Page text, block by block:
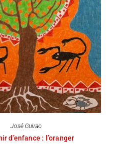
José Guirao
d’enfance : l’oranger